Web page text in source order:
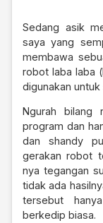
Sedang asik
saya yang
membawa
robot laba laba
digunakan
Ngurah
program dan
dan shandy
gerakan robot
nya tegangan
tidak ada
tersebut
berkedip biasa.